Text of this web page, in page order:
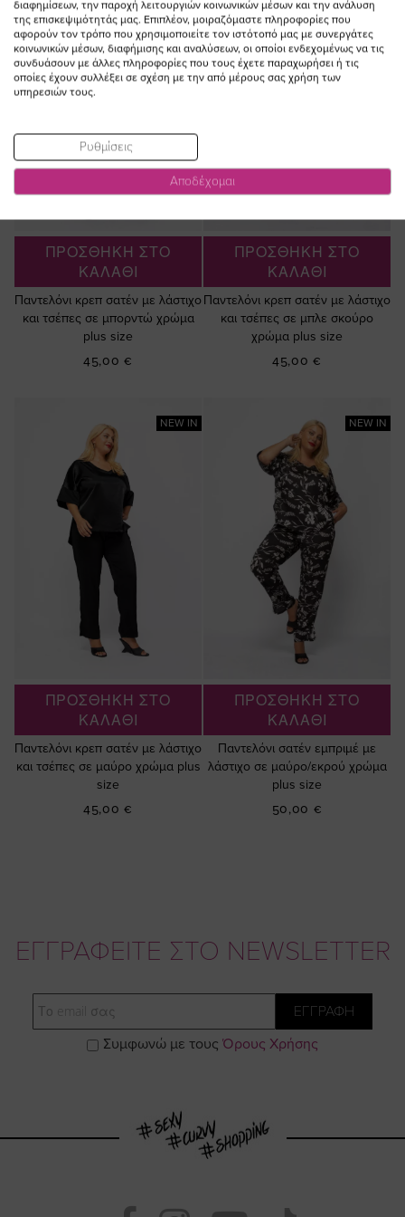
ΠΡΟΣΘΗΚΗ ΣΤΟ
ΚΑΛΑΘΙ
Παντελόνι κρεπ σατέν με λάστιχο
και τσέπες σε μπορντώ χρώμα
plus size
45,00 €
ΠΡΟΣΘΗΚΗ ΣΤΟ
ΚΑΛΑΘΙ
Παντελόνι κρεπ σατέν με λάστιχο
και τσέπες σε μπλε σκούρο
χρώμα plus size
45,00 €
NEW IN
ΠΡΟΣΘΗΚΗ ΣΤΟ
ΚΑΛΑΘΙ
Παντελόνι κρεπ σατέν με λάστιχο
και τσέπες σε μαύρο χρώμα plus
size
45,00 €
NEW IN
ΠΡΟΣΘΗΚΗ ΣΤΟ
ΚΑΛΑΘΙ
Παντελόνι σατέν εμπριμέ με
λάστιχο σε μαύρο/εκρού χρώμα
plus size
50,00 €
ΕΓΓΡΑΦΕΙΤΕ ΣΤΟ NEWSLETTER
Email
ΕΓΓΡΑΦΗ
Συμφωνώ με τους Όρους Χρήσης
διαφημίσεων, την παροχή λειτουργιών κοινωνικών μέσων και την ανάλυση
της επισκεψιμότητάς μας. Επιπλέον, μοιραζόμαστε πληροφορίες που
αφορούν τον τρόπο που χρησιμοποιείτε τον ιστότοπό μας με συνεργάτες
κοινωνικών μέσων, διαφήμισης και αναλύσεων, οι οποίοι ενδεχομένως να τις
συνδυάσουν με άλλες πληροφορίες που τους έχετε παραχωρήσει ή τις
οποίες έχουν συλλέξει σε σχέση με την από μέρους σας χρήση των
υπηρεσιών τους.
Ρυθμίσεις
Αποδέχομαι